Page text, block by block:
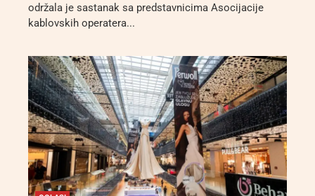
održala je sastanak sa predstavnicima Asocijacije
kablovskih operatera...